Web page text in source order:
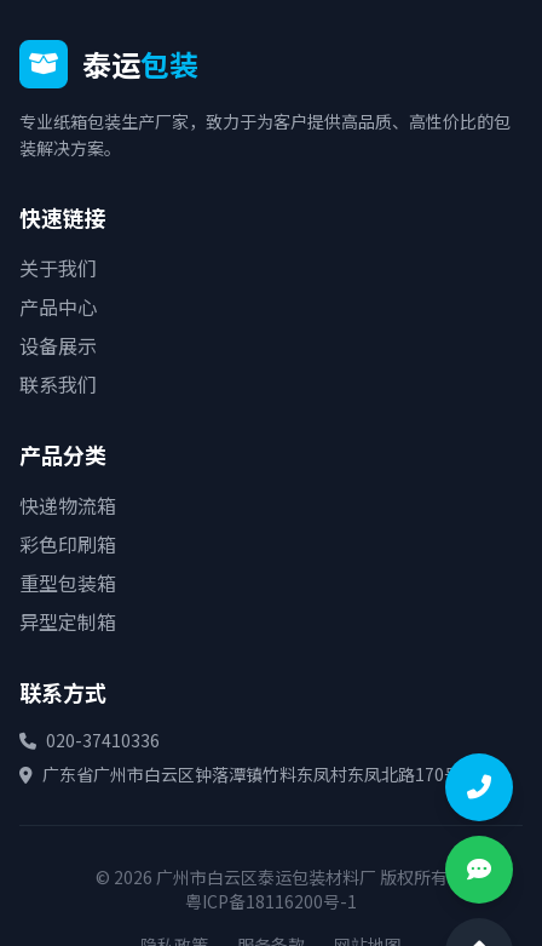
泰运包装
专业纸箱包装生产厂家，致力于为客户提供高品质、高性价比的包
装解决方案。
快速链接
关于我们
产品中心
设备展示
联系我们
产品分类
快递物流箱
彩色印刷箱
重型包装箱
异型定制箱
联系方式
020-37410336
广东省广州市白云区钟落潭镇竹料东凤村东凤北路170号
© 2026 广州市白云区泰运包装材料厂 版权所有
粤ICP备18116200号-1